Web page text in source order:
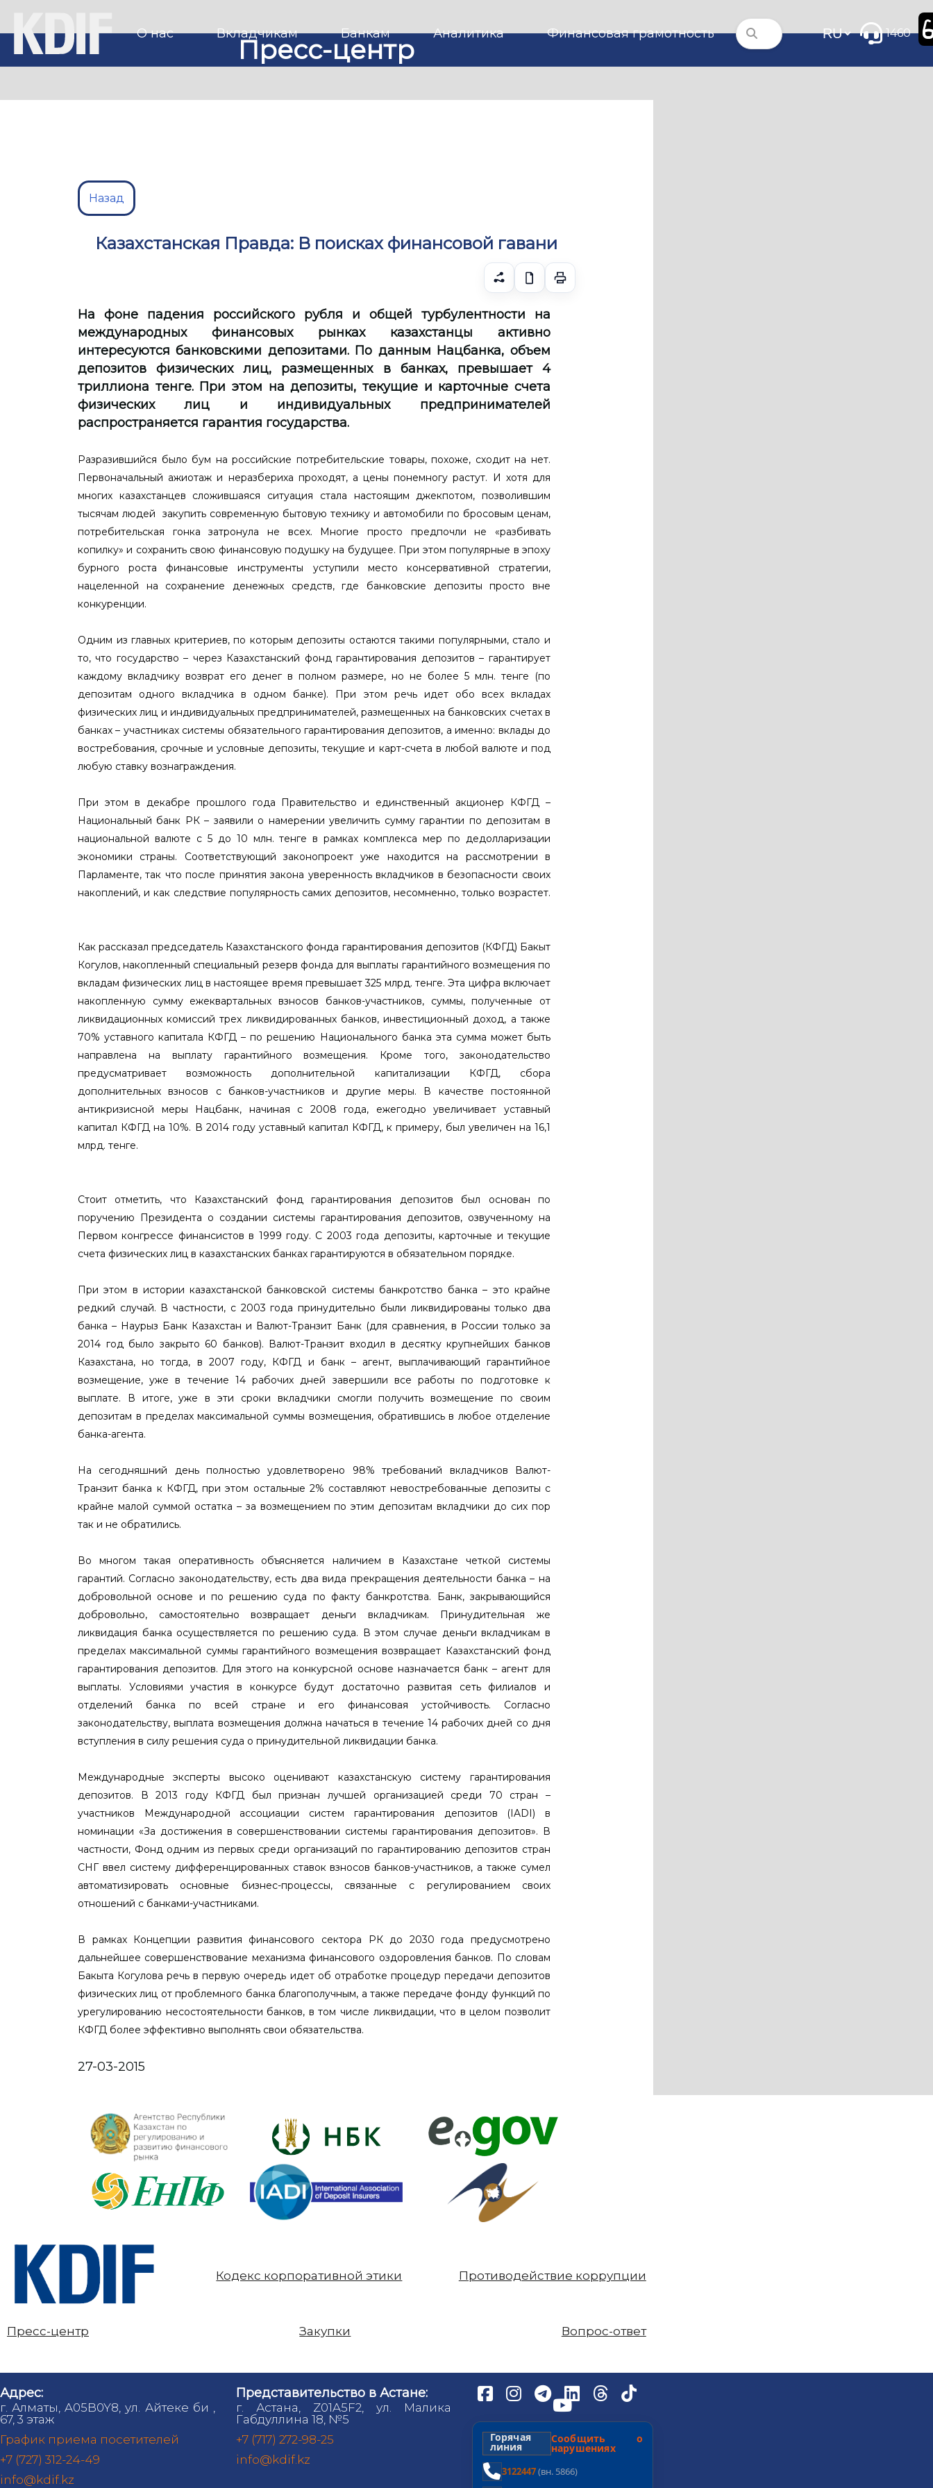
О нас Вкладчикам Банкам Аналитика Финансовая грамотность 1460
Пресс-центр
Назад
Казахстанская Правда: В поисках финансовой гавани
На фоне падения российского рубля и общей турбулентности на
международных финансовых рынках казахстанцы активно
интересуются банковскими депозитами. По данным Нацбанка, объем
депозитов физических лиц, размещенных в банках, превышает 4
триллиона тенге. При этом на депозиты, текущие и карточные счета
физических лиц и индивидуальных предпринимателей
распространяется гарантия государства.
Разразившийся было бум на российские потребительские товары, похоже, сходит на нет.
Первоначальный ажиотаж и неразбериха проходят, а цены понемногу растут. И хотя для
многих казахстанцев сложившаяся ситуация стала настоящим джекпотом, позволившим
тысячам людей закупить современную бытовую технику и автомобили по бросовым ценам,
потребительская гонка затронула не всех. Многие просто предпочли не «разбивать
копилку» и сохранить свою финансовую подушку на будущее. При этом популярные в эпоху
бурного роста финансовые инструменты уступили место консервативной стратегии,
нацеленной на сохранение денежных средств, где банковские депозиты просто вне
конкуренции.
Одним из главных критериев, по которым депозиты остаются такими популярными, стало и
то, что государство – через Казахстанский фонд гарантирования депозитов – гарантирует
каждому вкладчику возврат его денег в полном размере, но не более 5 млн. тенге (по
депозитам одного вкладчика в одном банке). При этом речь идет обо всех вкладах
физических лиц и индивидуальных предпринимателей, размещенных на банковских счетах в
банках – участниках системы обязательного гарантирования депозитов, а именно: вклады до
востребования, срочные и условные депозиты, текущие и карт-счета в любой валюте и под
любую ставку вознаграждения.
При этом в декабре прошлого года Правительство и единственный акционер КФГД –
Национальный банк РК – заявили о намерении увеличить сумму гарантии по депозитам в
национальной валюте с 5 до 10 млн. тенге в рамках комплекса мер по дедолларизации
экономики страны. Соответствующий законопроект уже находится на рассмотрении в
Парламенте, так что после принятия закона уверенность вкладчиков в безопасности своих
накоплений, и как следствие популярность самих депозитов, несомненно, только возрастет.
Как рассказал председатель Казахстанского фонда гарантирования депозитов (КФГД) Бакыт
Когулов, накопленный специальный резерв фонда для выплаты гарантийного возмещения по
вкладам физических лиц в настоящее время превышает 325 млрд. тенге. Эта цифра включает
накопленную сумму ежеквартальных взносов банков-участников, суммы, полученные от
ликвидационных комиссий трех ликвидированных банков, инвестиционный доход, а также
70% уставного капитала КФГД – по решению Национального банка эта сумма может быть
направлена на выплату гарантийного возмещения. Кроме того, законодательство
предусматривает возможность дополнительной капитализации КФГД, сбора
дополнительных взносов с банков-участников и другие меры. В качестве постоянной
антикризисной меры Нацбанк, начиная с 2008 года, ежегодно увеличивает уставный
капитал КФГД на 10%. В 2014 году уставный капитал КФГД, к примеру, был увеличен на 16,1
млрд. тенге.
Стоит отметить, что Казахстанский фонд гарантирования депозитов был основан по
поручению Президента о создании системы гарантирования депозитов, озвученному на
Первом конгрессе финансистов в 1999 году. С 2003 года депозиты, карточные и текущие
счета физических лиц в казахстанских банках гарантируются в обязательном порядке.
При этом в истории казахстанской банковской системы банкротство банка – это крайне
редкий случай. В частности, с 2003 года принудительно были ликвидированы только два
банка – Наурыз Банк Казахстан и Валют-Транзит Банк (для сравнения, в России только за
2014 год было закрыто 60 банков). Валют-Транзит входил в десятку крупнейших банков
Казахстана, но тогда, в 2007 году, КФГД и банк – агент, выплачивающий гарантийное
возмещение, уже в течение 14 рабочих дней завершили все работы по подготовке к
выплате. В итоге, уже в эти сроки вкладчики смогли получить возмещение по своим
депозитам в пределах максимальной суммы возмещения, обратившись в любое отделение
банка-агента.
На сегодняшний день полностью удовлетворено 98% требований вкладчиков Валют-
Транзит банка к КФГД, при этом остальные 2% составляют невостребованные депозиты с
крайне малой суммой остатка – за возмещением по этим депозитам вкладчики до сих пор
так и не обратились.
Во многом такая оперативность объясняется наличием в Казахстане четкой системы
гарантий. Согласно законодательству, есть два вида прекращения деятельности банка – на
добровольной основе и по решению суда по факту банкротства. Банк, закрывающийся
добровольно, самостоятельно возвращает деньги вкладчикам. Принудительная же
ликвидация банка осуществляется по решению суда. В этом случае деньги вкладчикам в
пределах максимальной суммы гарантийного возмещения возвращает Казахстанский фонд
гарантирования депозитов. Для этого на конкурсной основе назначается банк – агент для
выплаты. Условиями участия в конкурсе будут достаточно развитая сеть филиалов и
отделений банка по всей стране и его финансовая устойчивость. Согласно
законодательству, выплата возмещения должна начаться в течение 14 рабочих дней со дня
вступления в силу решения суда о принудительной ликвидации банка.
Международные эксперты высоко оценивают казахстанскую систему гарантирования
депозитов. В 2013 году КФГД был признан лучшей организацией среди 70 стран –
участников Международной ассоциации систем гарантирования депозитов (IADI) в
номинации «За достижения в совершенствовании системы гарантирования депозитов». В
частности, Фонд одним из первых среди организаций по гарантированию депозитов стран
СНГ ввел систему дифференцированных ставок взносов банков-участников, а также сумел
автоматизировать основные бизнес-процессы, связанные с регулированием своих
отношений с банками-участниками.
В рамках Концепции развития финансового сектора РК до 2030 года предусмотрено
дальнейшее совершенствование механизма финансового оздоровления банков. По словам
Бакыта Когулова речь в первую очередь идет об отработке процедур передачи депозитов
физических лиц от проблемного банка благополучным, а также передаче фонду функций по
урегулированию несостоятельности банков, в том числе ликвидации, что в целом позволит
КФГД более эффективно выполнять свои обязательства.
27-03-2015
Кодекс корпоративной этики Противодействие коррупции
Пресс-центр Закупки Вопрос-ответ
Адрес:
г. Алматы, A05B0Y8, ул. Айтеке би ,
67, 3 этаж
График приема посетителей
+7 (727) 312-24-49
info@kdif.kz
Представительство в Астане:
г. Астана, Z01A5F2, ул. Малика
Габдуллина 18, №5
+7 (717) 272-98-25
info@kdif.kz
Горячая
линия
Сообщить о
нарушениях
3122447(вн. 5866)